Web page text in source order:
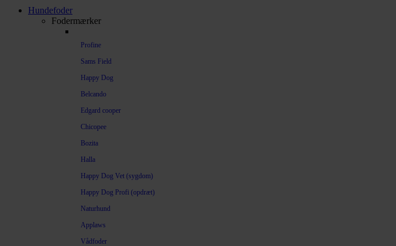
Hundefoder
Fodermærker
Profine
Sams Field
Happy Dog
Belcando
Edgard cooper
Chicopee
Bozita
Halla
Happy Dog Vet (sygdom)
Happy Dog Profi (opdræt)
Naturhund
Applaws
Vådfoder